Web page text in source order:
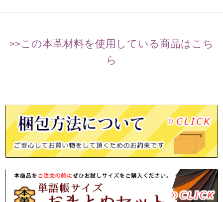
>>この本革材料を使用している商品はこち
ら